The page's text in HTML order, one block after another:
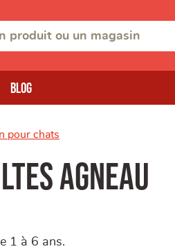
Blog
pour chats
agneau
1 à 6 ans.